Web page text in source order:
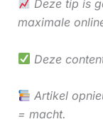
Deze tip is
maximale
Deze
Artikel
= macht.